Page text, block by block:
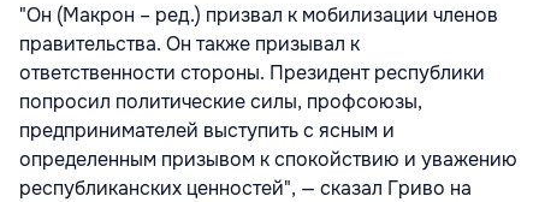
"Он (Макрон – ред.) призвал к мобилизации членов
правительства. Он также призывал к
ответственности стороны. Президент республики
попросил политические силы, профсоюзы,
предпринимателей выступить с ясным и
определенным призывом к спокойствию и уважению
республиканских ценностей", — сказал Гриво на